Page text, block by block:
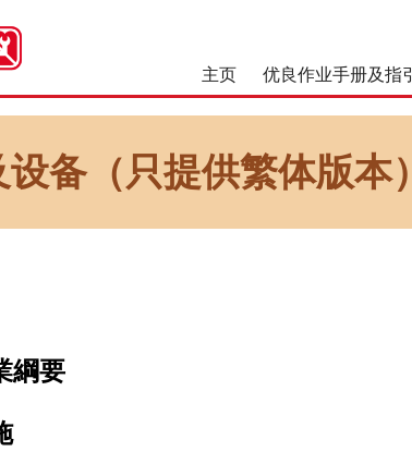
主页 优良作业手册及指引
备（只提供繁体版本）
綱要